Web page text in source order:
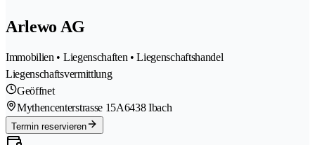
Arlewo AG
Immobilien • Liegenschaften • Liegenschaftshandel
Liegenschaftsvermittlung
Geöffnet
Mythencenterstrasse 15A6438 Ibach
Termin reservieren